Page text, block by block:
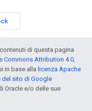
di questa pagina
Commons Attribution 4.0,
in base alla licenza Apache
del sito di Google
Oracle e/o delle sue